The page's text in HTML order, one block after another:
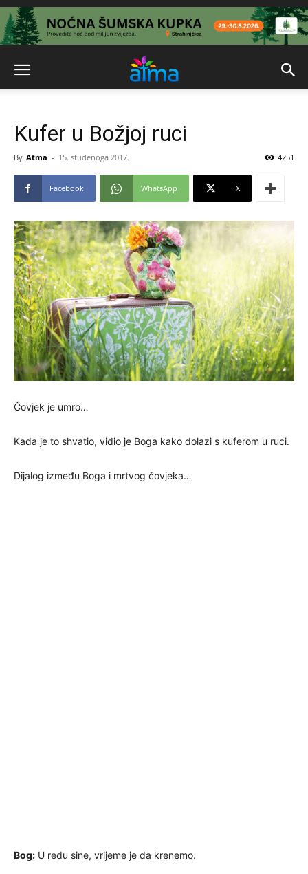
Kufer u Božjoj ruci
By Atma - 15. studenoga 2017. 4251
Facebook WhatsApp X
Čovjek je umro…
Kada je to shvatio, vidio je Boga kako dolazi s kuferom u ruci.
Dijalog između Boga i mrtvog čovjeka…
Bog: U redu sine, vrijeme je da krenemo.